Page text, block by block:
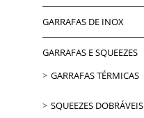
GARRAFAS DE INOX
GARRAFAS E SQUEEZES
GARRAFAS TÉRMICAS
SQUEEZES DOBRÁVEIS